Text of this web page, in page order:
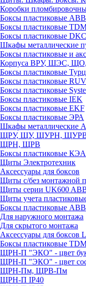
Коробки
Боксы пластиковые ABB
Боксы пластиковые
Боксы пластиковые DKC
Шкафы металлические
Боксы пластиковые и
Корпуса ВРУ, ШЭС,
Боксы пластиковые
Боксы пластиковые
Боксы пластиковые
Боксы пластиковые IEK
Боксы пластиковые EKF
Боксы пластиковые ЭРА
Шкафы металлические
ЩРУ, ЩУ, ЩУРН,
ЩРН, ЩРВ
Боксы пластиковые
Щиты Электротехник
Аксессуары для боксов
Щиты с/без
Щиты серии UK600
Щиты учета
Боксы пластиковые ABB
Для наружного монтажа
Для скрытого монтажа
Аксессуары для боксов
Боксы пластиковые
ЩРН-П "ЭКО" - цвет
ЩРН-П "ЭКО" - цвет
ЩРН-Пм, ЩРВ-Пм
ЩРН-П IP40